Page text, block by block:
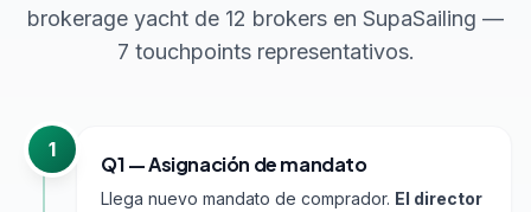
brokerage yacht de 12 brokers en SupaSailing —
7 touchpoints representativos.
1
Q1 — Asignación de mandato
Llega nuevo mandato de comprador. El director